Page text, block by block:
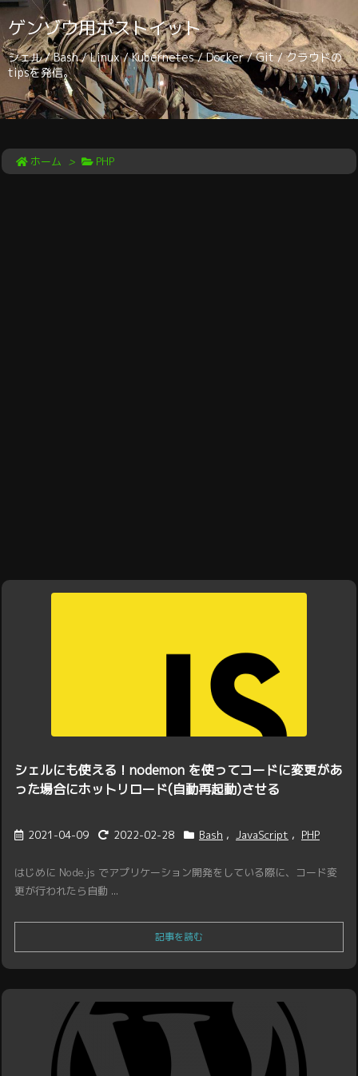
ゲンゾウ用ポストイット
シェル / Bash / Linux / Kubernetes / Docker / Git / クラウドの
tipsを発信。
ホーム > PHP
シェルにも使える！nodemon を使ってコードに変更があ
った場合にホットリロード(自動再起動)させる
2021-04-09 2022-02-28 Bash , JavaScript , PHP
はじめに Node.js でアプリケーション開発をしている際に、コード変
更が行われたら自動 ...
記事を読む